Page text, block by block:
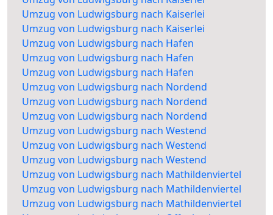
Umzug von Ludwigsburg nach Kaiserlei
Umzug von Ludwigsburg nach Kaiserlei
Umzug von Ludwigsburg nach Hafen
Umzug von Ludwigsburg nach Hafen
Umzug von Ludwigsburg nach Hafen
Umzug von Ludwigsburg nach Nordend
Umzug von Ludwigsburg nach Nordend
Umzug von Ludwigsburg nach Nordend
Umzug von Ludwigsburg nach Westend
Umzug von Ludwigsburg nach Westend
Umzug von Ludwigsburg nach Westend
Umzug von Ludwigsburg nach Mathildenviertel
Umzug von Ludwigsburg nach Mathildenviertel
Umzug von Ludwigsburg nach Mathildenviertel